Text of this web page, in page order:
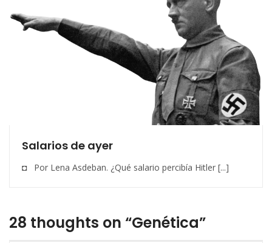
Salarios de ayer
◘ Por Lena Asdeban. ¿Qué salario percibía Hitler [...]
28 thoughts on “Genética”